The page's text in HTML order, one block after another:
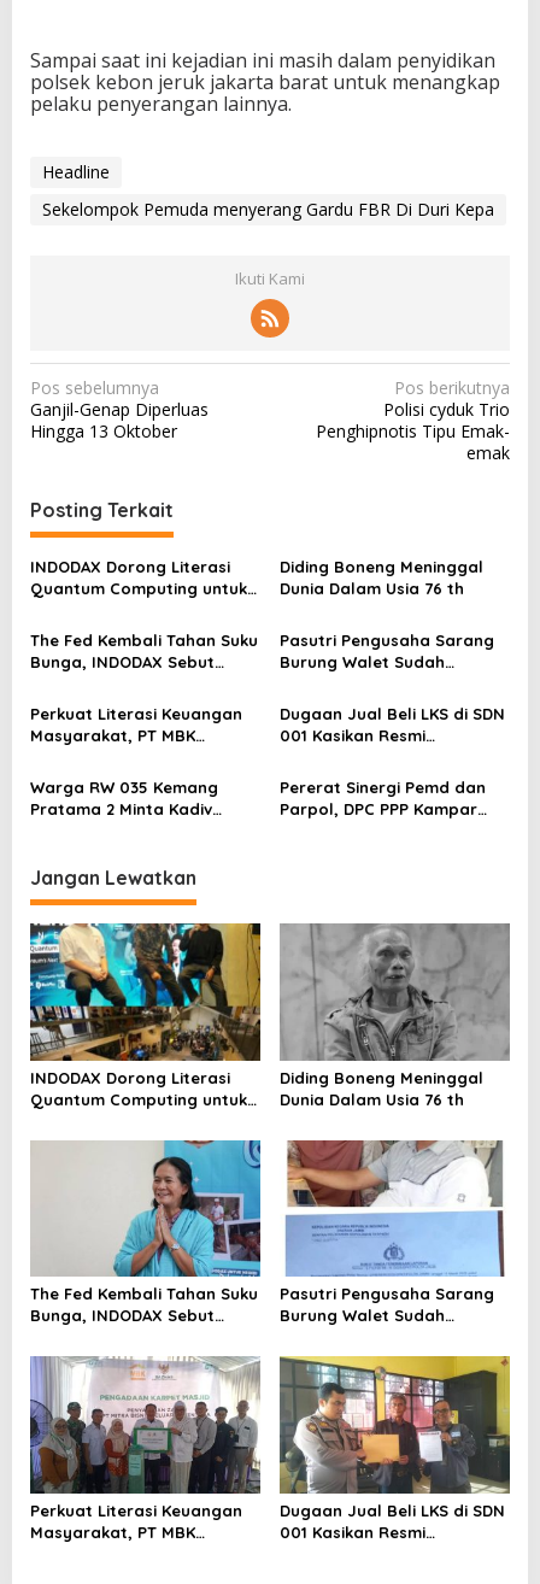
Sampai saat ini kejadian ini masih dalam penyidikan
polsek kebon jeruk jakarta barat untuk menangkap
pelaku penyerangan lainnya.
Headline
Sekelompok Pemuda menyerang Gardu FBR Di Duri Kepa
Ikuti Kami
N
a
g
a
s
p
s
Pos sebelumnya
Ganjil-Genap Diperluas
Hingga 13 Oktober
Pos berikutnya
Polisi cyduk Trio
Penghipnotis Tipu Emak-
emak
Posting Terkait
INDODAX Dorong Literasi
Quantum Computing untuk
Blockchain
Diding Boneng Meninggal
Dunia Dalam Usia 76 th
The Fed Kembali Tahan Suku
Bunga, INDODAX Sebut
Sentimen Pasar
Pasutri Pengusaha Sarang
Burung Walet Sudah
Pelapor Desak Polda Jambi
Segera Lakukan Penahanan
Perkuat Literasi Keuangan
Masyarakat, PT MBK
Karpet Masjid di Pakuhaji
Dugaan Jual Beli LKS di SDN
001 Kasikan Resmi
Kampar, Pemred – Pimum
Metroterkini.id Desak Usut
Kasus Ini
Warga RW 035 Kemang
Pratama 2 Minta Kadiv
Metro Bekasi Kota
Pererat Sinergi Pemd dan
Parpol, DPC PPP Kampar
Jangan Lewatkan
INDODAX Dorong Literasi
Quantum Computing untuk
Blockchain
Diding Boneng Meninggal
Dunia Dalam Usia 76 th
The Fed Kembali Tahan Suku
Bunga, INDODAX Sebut
Sentimen Pasar
Pasutri Pengusaha Sarang
Burung Walet Sudah
Pelapor Desak Polda Jambi
Segera Lakukan Penahanan
Perkuat Literasi Keuangan
Masyarakat, PT MBK
Dugaan Jual Beli LKS di SDN
001 Kasikan Resmi